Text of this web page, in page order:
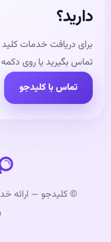
دارید؟
برای دریافت خدمات
تماس بگیرید یا روی
تماس با کلیدجو
© کلیدجو — ارائه